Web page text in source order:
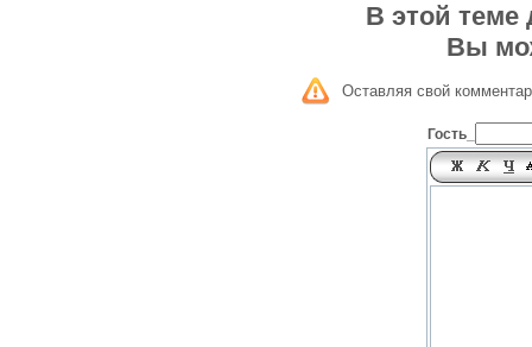
В этой теме
Вы
Оставляя свой
Гость_